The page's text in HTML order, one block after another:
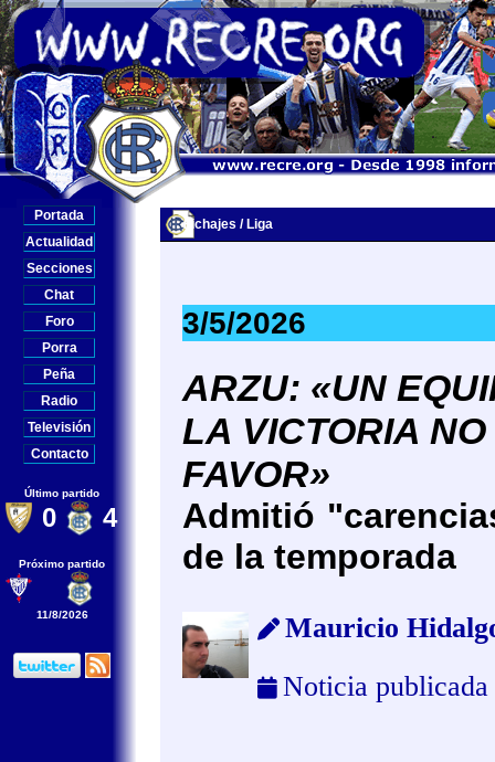
Último partido
0 4
Próximo partido
11/8/2026
Fichajes / Liga
3/5/2026
ARZU: «UN
LA VICTORIA
FAVOR»
Admitió
de la temporada
Mauricio
Noticia publicada
Portada
Actualidad
Secciones
Chat
Foro
Porra
Peña
Radio
Televisión
Contacto